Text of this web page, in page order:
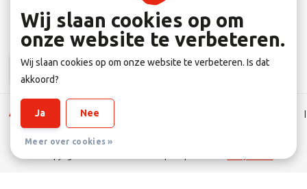
Abonneer
Algemene Leverings voorwaarden
|
Sitemap
Wij slaan cookies op om
onze website te verbeteren.
Wij slaan cookies op om onze website te verbeteren. Is dat
akkoord?
Ja Nee
Meer over cookies »